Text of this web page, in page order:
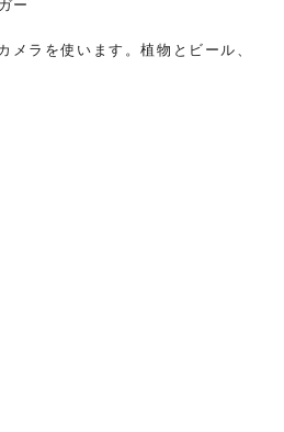
ラを使います。植物とビール、